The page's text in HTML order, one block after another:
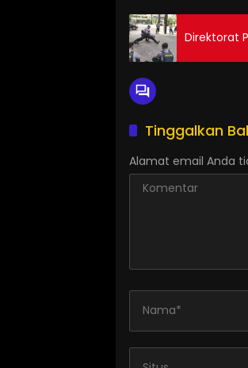
Direktorat
Tinggalkan
Alamat email Anda